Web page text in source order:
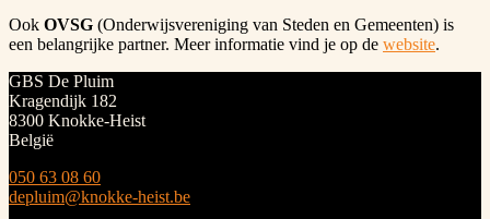
Ook OVSG (Onderwijsvereniging van Steden en Gemeenten) is
een belangrijke partner. Meer informatie vind je op de website.
GBS De Pluim
Kragendijk 182
8300 Knokke-Heist
België
050 63 08 60
depluim@knokke-heist.be